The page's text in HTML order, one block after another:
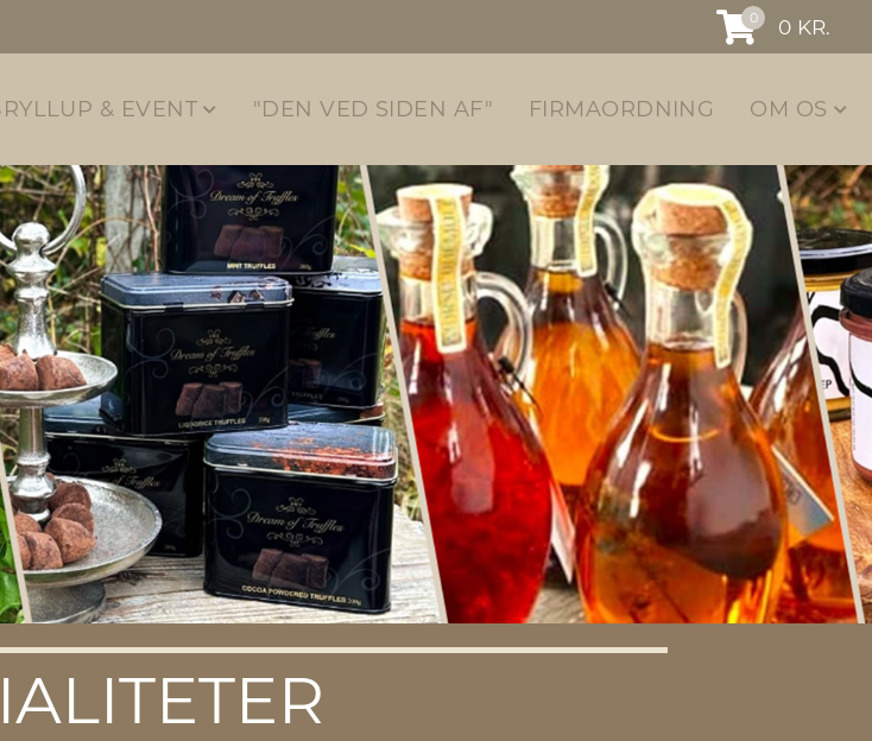
0 0 KR.
& EVENT "DEN VED SIDEN AF" FIRMAORDNING OM OS